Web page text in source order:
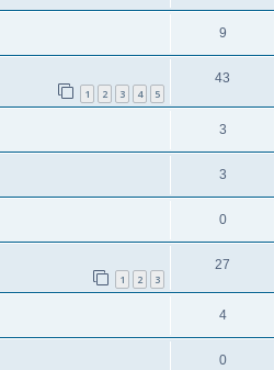
9
1 2 3 4 5
43
3
3
0
1 2 3
27
4
0